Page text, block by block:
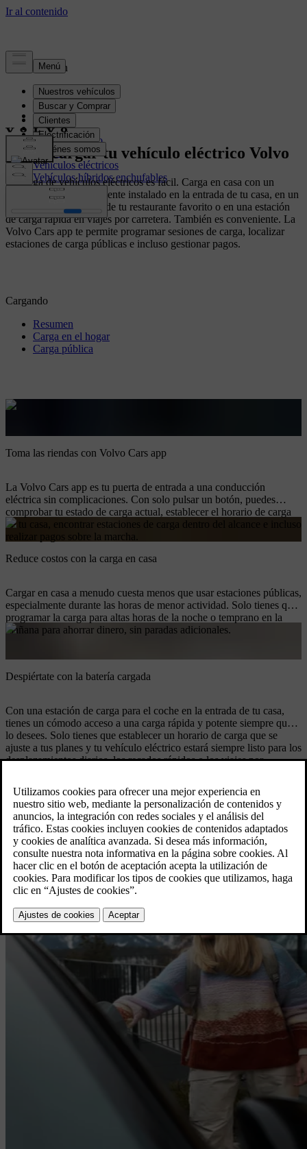
Electrificación
Resumen
Cargando
Rango Eléctrico
Batería
Vehículos eléctricos
Vehículos híbridos enchufables
Cómo cargar tu vehículo eléctrico Volvo
La carga de vehículos eléctricos es fácil. Carga en casa con un
wallbox rápido e inteligente instalado en la entrada de tu casa, en un
cargador público fuera de tu restaurante favorito o en una estación
de carga rápida en viajes por carretera. También es conveniente. La
Volvo Cars app te permite programar sesiones de carga, localizar
estaciones de carga públicas e incluso gestionar pagos.
Cargando
Resumen
Carga en el hogar
Carga pública
Toma las riendas con Volvo Cars app
La Volvo Cars app es tu puerta de entrada a una conducción
eléctrica sin complicaciones. Con solo pulsar un botón, puedes
comprobar tu estado de carga actual, establecer el horario de carga
de tu casa, encontrar estaciones de carga dentro del alcance e incluso
realizar pagos sobre la marcha.
Reduce costos con la carga en casa
Cargar en casa a menudo cuesta menos que usar estaciones públicas,
especialmente durante las horas de menor actividad. Solo tienes que
programar la carga para altas horas de la noche o temprano en la
mañana para ahorrar dinero, sin paradas adicionales.
Despiértate con la batería cargada
Con una estación de carga para el coche en la entrada de tu casa,
tienes un cómodo acceso a una carga rápida y potente siempre que
lo desees. Solo tienes que establecer un horario de carga que se
ajuste a tus planes y tu vehículo eléctrico estará siempre listo para los
desplazamientos diarios, los recados rápidos o los viajes por